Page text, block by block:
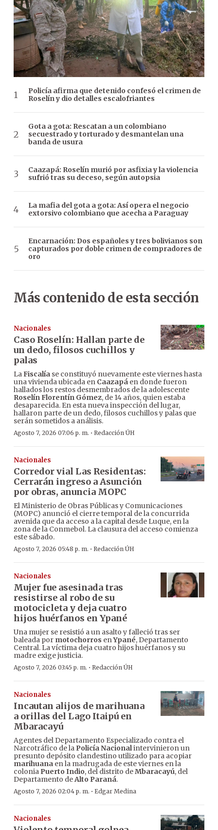
Policía afirma que detenido confesó el crimen de
Roselín y dio detalles escalofriantes
Gota a gota: Rescatan a un colombiano
secuestrado y torturado y desmantelan una
banda de usura
Caazapá: Roselín murió por asfixia y la violencia
sufrió tras su deceso, según autopsia
La mafia del gota a gota: Así opera el negocio
extorsivo colombiano que acecha a Paraguay
Encarnación: Dos españoles y tres bolivianos son
capturados por doble crimen de compradores de
oro
Más contenido de esta sección
Nacionales
Caso Roselín: Hallan parte de
un dedo, filosos cuchillos y
palas
LaFiscalía se constituyó nuevamente este viernes hasta
una vivienda ubicada en Caazapá en donde fueron
hallados los restos desmembrados de la adolescente
Roselín Florentín Gómez, de 14 años, quien estaba
desaparecida. En esta nueva inspección del lugar,
hallaron parte de un dedo, filosos cuchillos y palas que
serán sometidos a análisis.
Agosto 7, 2026 07:06 p. m. · Redacción ÚH
Nacionales
Corredor vial Las Residentas:
Cerrarán ingreso a Asunción
por obras, anuncia MOPC
El Ministerio de Obras Públicas y Comunicaciones
(MOPC) anunció el cierre temporal de la concurrida
avenida que da acceso a la capital desde Luque, en la
zona de la Conmebol. La clausura del acceso comienza
este sábado.
Agosto 7, 2026 05:48 p. m. · Redacción ÚH
Nacionales
Mujer fue asesinada tras
resistirse al robo de su
motocicleta y deja cuatro
hijos huérfanos en Ypané
Una mujer se resistió a un asalto y falleció tras ser
baleada por motochorros enYpané, Departamento
Central. La víctima deja cuatro hijos huérfanos y su
madre exige justicia.
Agosto 7, 2026 03:45 p. m. · Redacción ÚH
Nacionales
Incautan alijos de marihuana
a orillas del Lago Itaipú en
Mbaracayú
Agentes del Departamento Especializado contra el
Narcotráfico de la Policía Nacionalintervinieron un
presunto depósito clandestino utilizado para acopiar
marihuana en la madrugada de este viernes en la
colonia Puerto Indio, del distrito deMbaracayú, del
Departamento deAlto Paraná.
Agosto 7, 2026 02:04 p. m. · Edgar Medina
Nacionales